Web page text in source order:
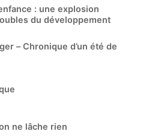
: une explosion
du développement
– Chronique d’un été de
ne lâche rien